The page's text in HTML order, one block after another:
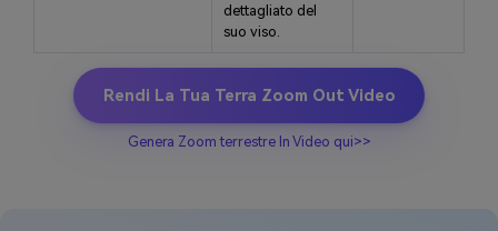
dettagliato del
suo viso.
Rendi La Tua Terra Zoom Out Video
Genera Zoom terrestre In Video qui>>